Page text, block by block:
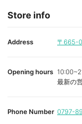
Store info
Address 〒665-
Opening hours
最新の
Phone Number 0797-